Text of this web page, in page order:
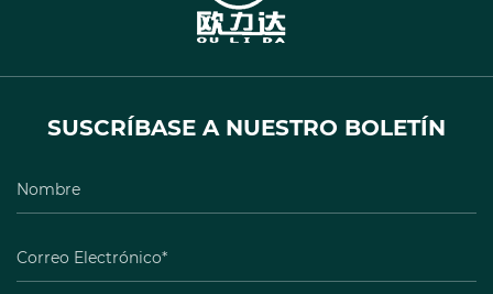
SUSCRÍBASE A NUESTRO BOLETÍN